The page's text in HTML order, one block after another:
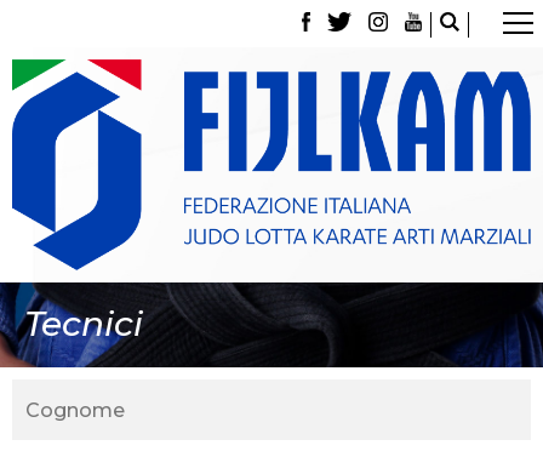
Tecnici
La Federazione
Tesseramento
Contatti
Norme e modulistica Affiliazioni e Tesseramenti
Classifica Società Sportive con più di 100 atleti
tesserati
Giustizia Sportiva
Gare e Risultati
Archivio eventi
Dove siamo
Media